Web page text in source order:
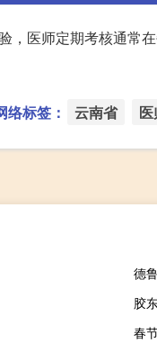
，医师定期考核通常
络标签： 云南省
德
胶
春